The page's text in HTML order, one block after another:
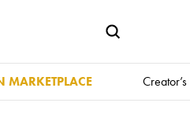
MARKETPLACE